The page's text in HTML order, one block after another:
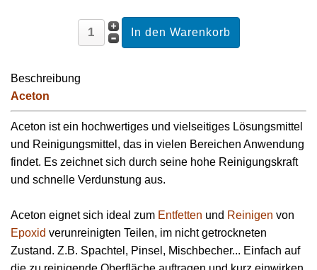
Beschreibung
Aceton
Aceton ist ein hochwertiges und vielseitiges Lösungsmittel
und Reinigungsmittel, das in vielen Bereichen Anwendung
findet. Es zeichnet sich durch seine hohe Reinigungskraft
und schnelle Verdunstung aus.
Aceton eignet sich ideal zum Entfetten und Reinigen von
Epoxid verunreinigten Teilen, im nicht getrockneten
Zustand. Z.B. Spachtel, Pinsel, Mischbecher... Einfach auf